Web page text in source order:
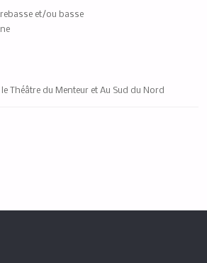
et/ou basse
Théâtre du Menteur et Au Sud du Nord